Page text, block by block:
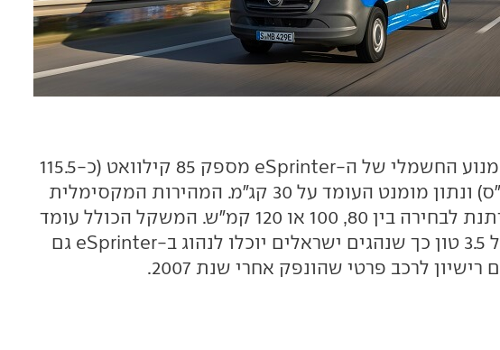
המנוע החשמלי של ה-eSprinter מספק 85 קילוואט (כ-115.5
כ"ס) ונתון מומנט העומד על 30 קג"מ. המהירות המקסימלית
ניתנת לבחירה בין 80, 100 או 120 קמ"ש. המשקל הכולל עומד
על 3.5 טון כך שנהגים ישראלים יוכלו לנהוג ב-eSprinter גם
רישיון לרכב פרטי שהונפק אחרי שנת 2007.